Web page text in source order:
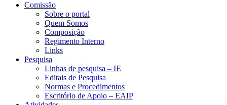
Comissão
Sobre o portal
Quem Somos
Composição
Regimento Interno
Links
Pesquisa
Linhas de pesquisa – IE
Editais de Pesquisa
Normas e Procedimentos
Escritório de Apoio – EAIP